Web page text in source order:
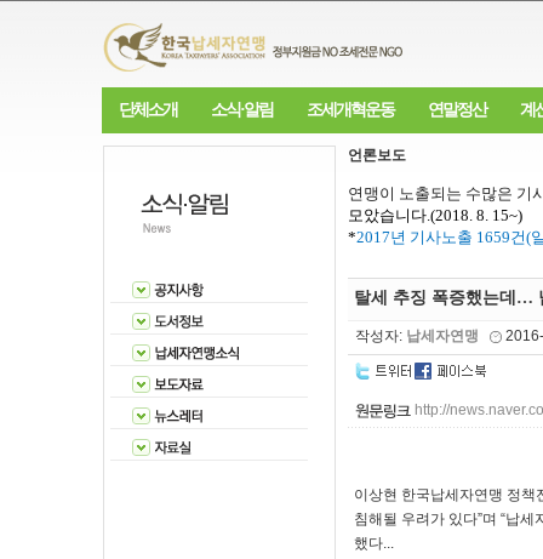
단체소개 소식·알림 조세개혁운동 연말정산 계
언론보도
연맹이 노출되는 수많은 기
모았습니다.(2018. 8. 15~)
*2017년 기사노출 1659건(
탈세 추징 폭증했는데…
작성자: 납세자연맹
http://
이상현 한국납세자연맹 정책
침해될 우려가 있다”며 “납
했다...